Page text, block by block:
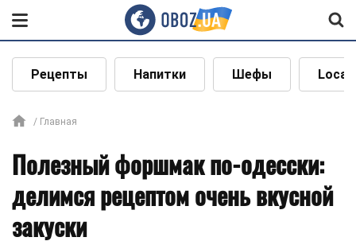
Рецепты Напитки Шефы Local
Главная
Полезный форшмак по-одесски:
делимся рецептом очень вкусной
закуски